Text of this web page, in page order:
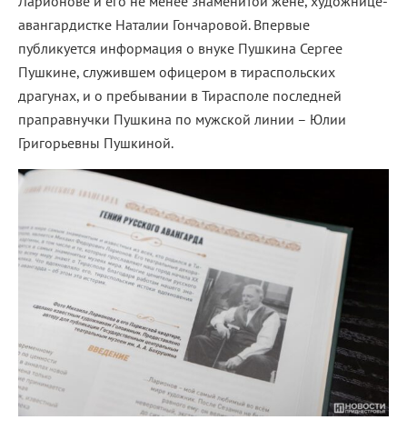
авангардистке Наталии Гончаровой. Впервые
публикуется информация о внуке Пушкина Сергее
Пушкине, служившем офицером в тираспольских
драгунах, и о пребывании в Тирасполе последней
праправнучки Пушкина по мужской линии – Юлии
Григорьевны Пушкиной.